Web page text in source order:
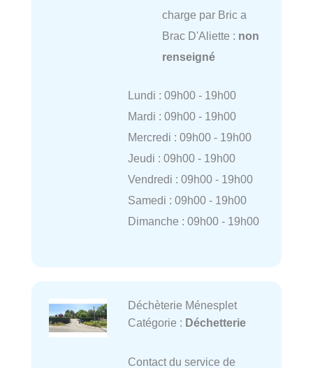
charge par Bric a
Brac D'Aliette : non
renseigné
Lundi : 09h00 - 19h00
Mardi : 09h00 - 19h00
Mercredi : 09h00 - 19h00
Jeudi : 09h00 - 19h00
Vendredi : 09h00 - 19h00
Samedi : 09h00 - 19h00
Dimanche : 09h00 - 19h00
Déchèterie Ménesplet
Catégorie : Déchetterie
Contact du service de